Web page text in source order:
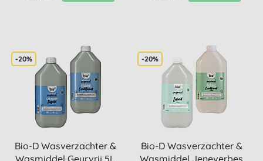
-20%
Bio-D Wasverzachter &
Wasmiddel Geurvrij 5L
-20%
Bio-D Wasverzachter &
Wasmiddel Jeneverbes